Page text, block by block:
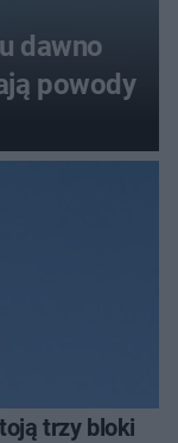
dawno
powody
trzy bloki